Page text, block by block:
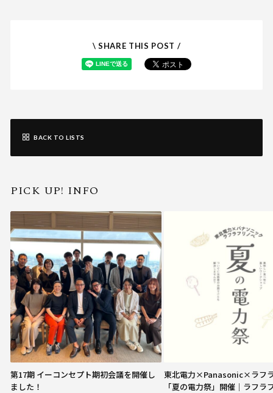
\ SHARE THIS POST /
BACK TO LISTS
PICK UP! INFO
第17期 イーコンセプト期初会議を開催し
ました！
東北電力×Panasonic×ラフ
「夏の電力祭」開催｜ラフラ